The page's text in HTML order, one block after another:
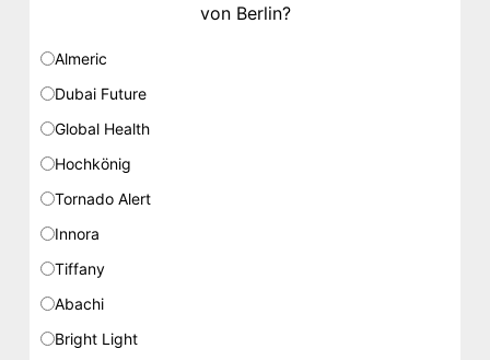
von Berlin?
Almeric
Dubai Future
Global Health
Hochkönig
Tornado Alert
Innora
Tiffany
Abachi
Bright Light